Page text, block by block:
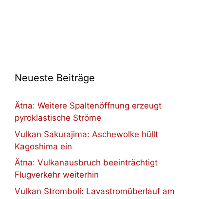
Neueste Beiträge
Ätna: Weitere Spaltenöffnung erzeugt
pyroklastische Ströme
Vulkan Sakurajima: Aschewolke hüllt
Kagoshima ein
Ätna: Vulkanausbruch beeinträchtigt
Flugverkehr weiterhin
Vulkan Stromboli: Lavastromüberlauf am